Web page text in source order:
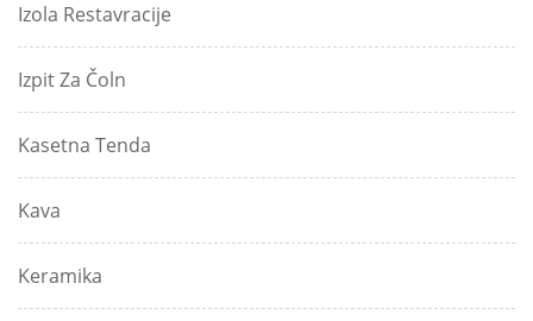
Izola Restavracije
Izpit Za Čoln
Kasetna Tenda
Kava
Keramika